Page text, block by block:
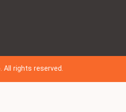
All rights reserved.